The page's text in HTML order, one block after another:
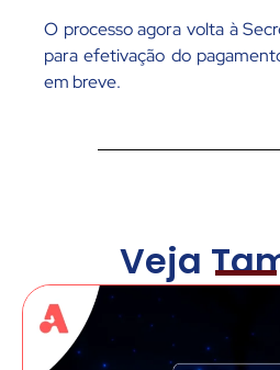
O processo agora volta à
para efetivação do
em breve.
Veja